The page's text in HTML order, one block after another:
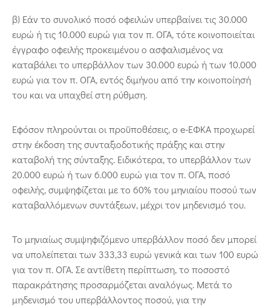
β) Εάν το συνολικό ποσό οφειλών υπερβαίνει τις 30.000
ευρώ ή τις 10.000 ευρώ για τον π. ΟΓΑ, τότε κοινοποιείται
έγγραφο οφειλής προκειμένου ο ασφαλισμένος να
καταβάλει το υπερβάλλον των 30.000 ευρώ ή των 10.000
ευρώ για τον π. ΟΓΑ, εντός διμήνου από την κοινοποίησή
του και να υπαχθεί στη ρύθμση.
Εφόσον πληρούνται οι προϋποθέσεις, ο e-ΕΦΚΑ προχωρεί
στην έκδοση της συνταξιοδοτικής πράξης και στην
καταβολή της σύνταξης. Ειδικότερα, το υπερβάλλον των
20.000 ευρώ ή των 6.000 ευρώ για τον π. ΟΓΑ, ποσό
οφειλής, συμψηφίζεται με το 60% του μηνιαίου ποσού των
καταβαλλόμενων συντάξεων, μέχρι τον μηδενισμό του.
Το μηνιαίως συμψηφιζόμενο υπερβάλλον ποσό δεν μπορεί
να υπολείπεται των 333,33 ευρώ γενικά και των 100 ευρώ
για τον π. ΟΓΑ. Σε αντίθετη περίπτωση, το ποσοστό
παρακράτησης προσαρμόζεται αναλόγως. Μετά το
μηδενισμό του υπερβάλλοντος ποσού, για την